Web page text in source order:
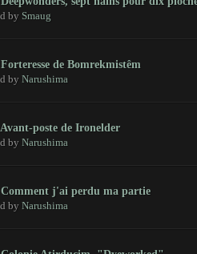
by Smaug
de Bomrekmistêm
byNarushima
poste de Ironelder
byNarushima
j'ai perdu ma partie
byNarushima